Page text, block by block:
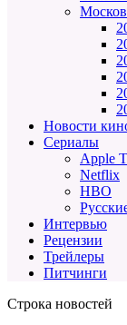
Новости
Сериалы
Apple
Netflix
HBO
Интервью
Рецензии
Трейлеры
Питчинги
Строка новостей